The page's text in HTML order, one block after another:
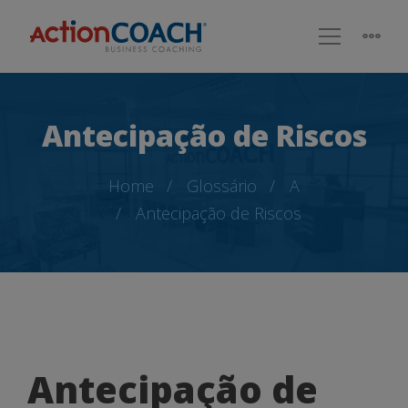
Antecipação de Riscos
Home Glossário
A
Antecipação de Riscos
Antecipação
Antecipação de